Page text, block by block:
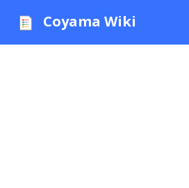
Coyama Wiki